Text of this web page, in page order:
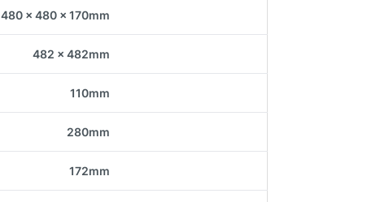
480 x 480 x 170mm
482 x 482mm
110mm
280mm
172mm